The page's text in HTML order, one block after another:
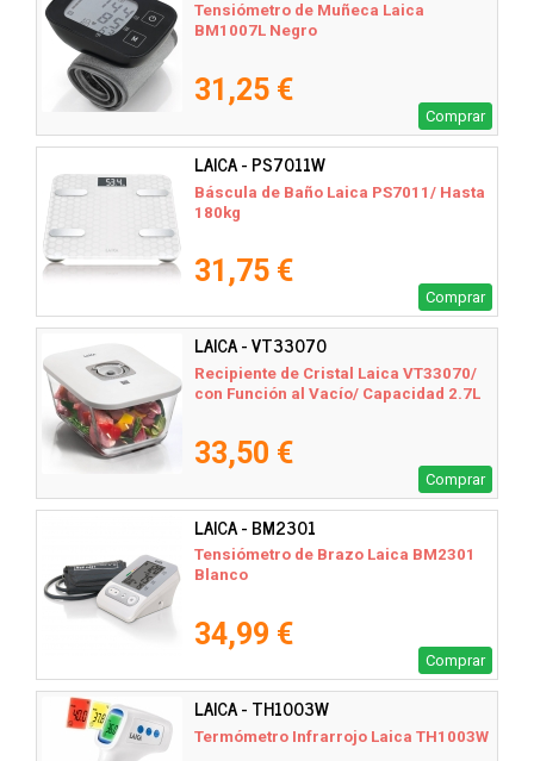
Tensiómetro de Muñeca Laica
BM1007L Negro
31,25 €
Comprar
LAICA - PS7011W
Báscula de Baño Laica PS7011/ Hasta
180kg
31,75 €
Comprar
LAICA - VT33070
Recipiente de Cristal Laica VT33070/
con Función al Vacío/ Capacidad 2.7L
33,50 €
Comprar
LAICA - BM2301
Tensiómetro de Brazo Laica BM2301
Blanco
34,99 €
Comprar
LAICA - TH1003W
Termómetro Infrarrojo Laica TH1003W